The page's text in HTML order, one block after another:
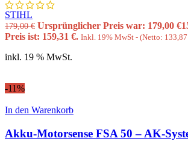
STIHL
179,00€ Ursprünglicher Preis war: 179,00 €
Preis ist: 159,31 €. Inkl. 19% MwSt - (Netto: 133,87
inkl. 19 % MwSt.
-11%
In den Warenkorb
Akku-Motorsense FSA 50 – AK-